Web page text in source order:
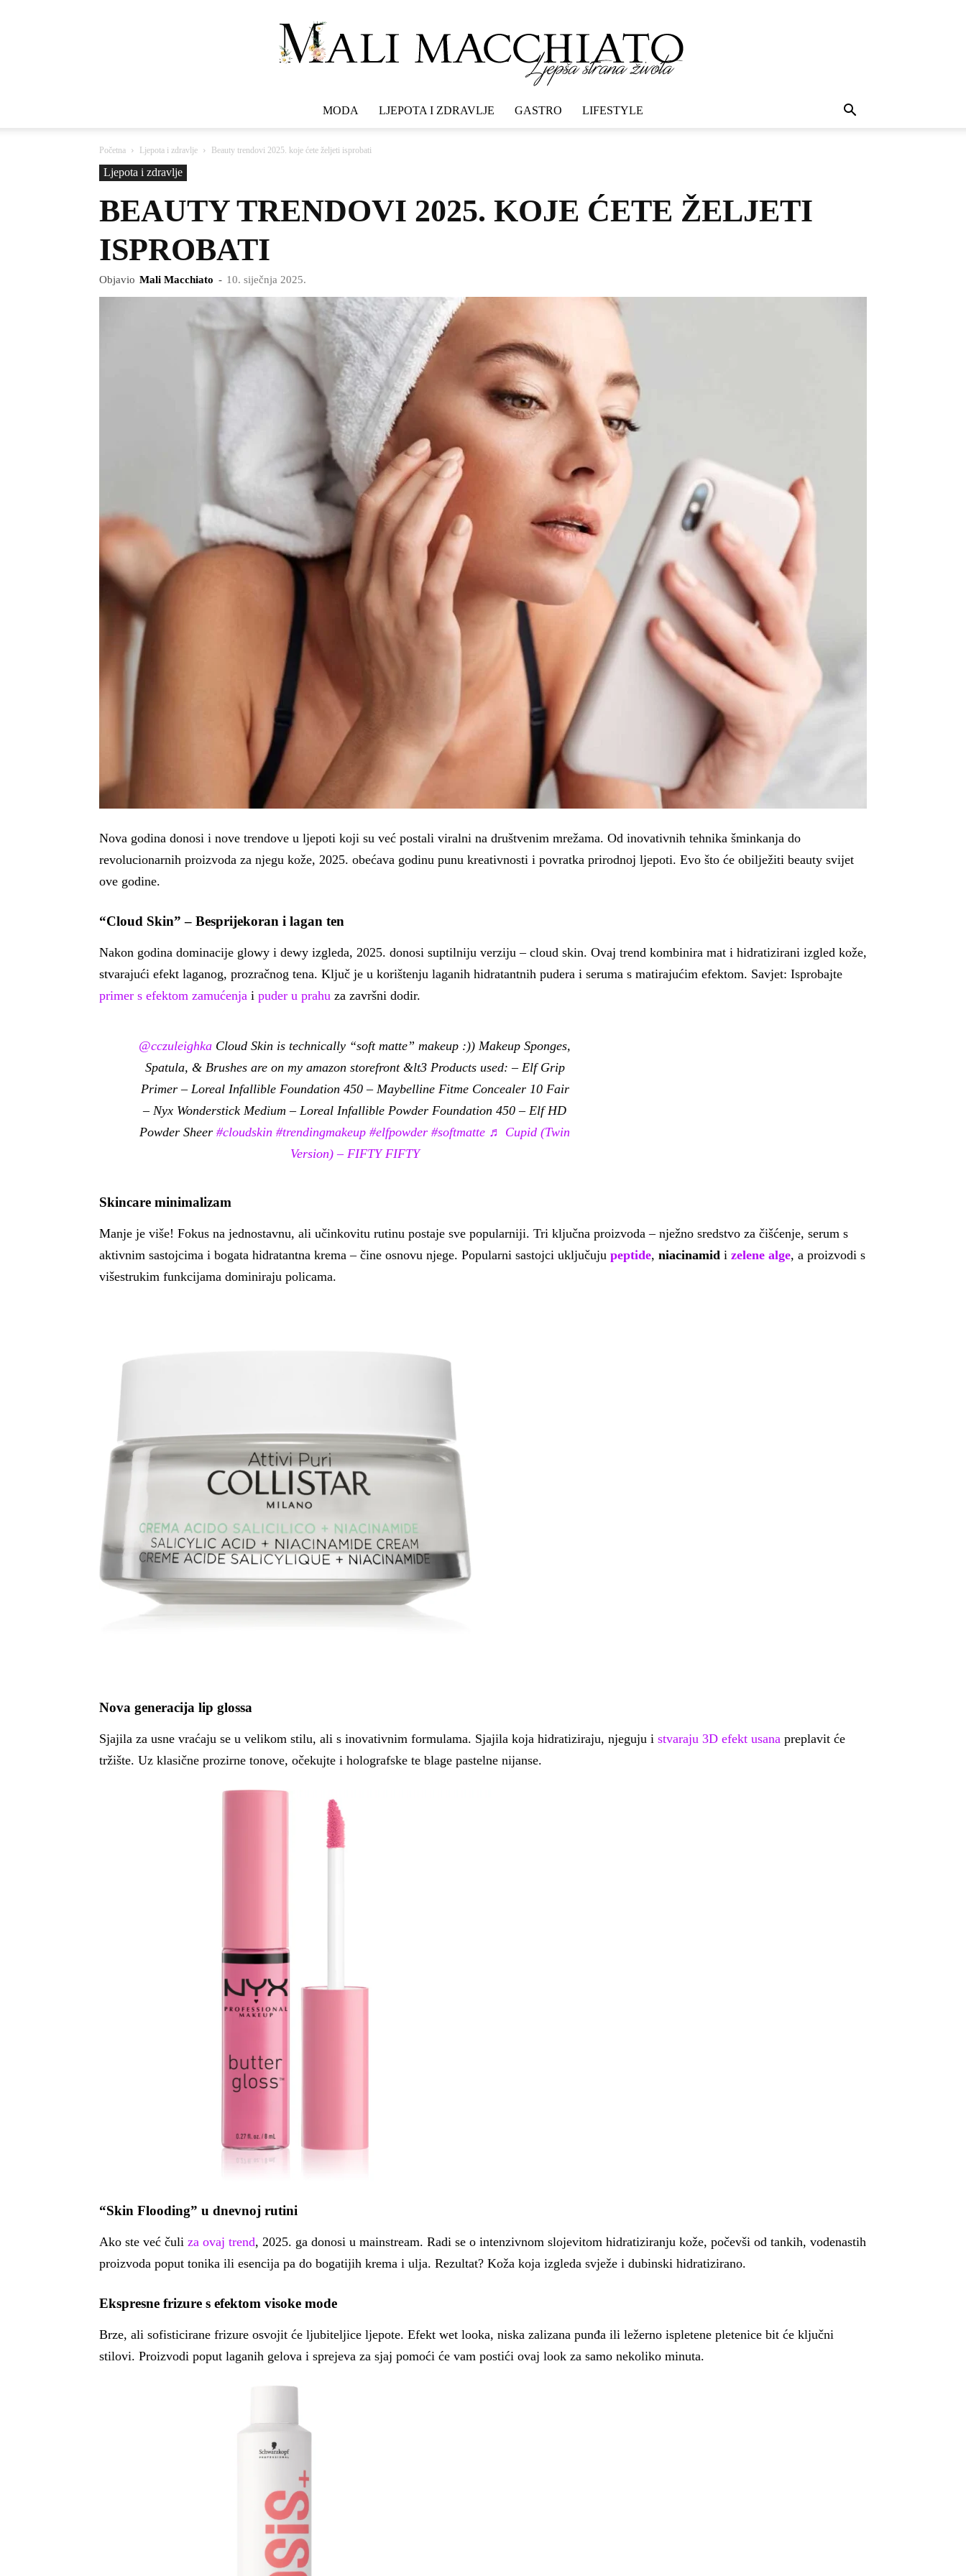
MODA LJEPOTA I ZDRAVLJE GASTRO LIFESTYLE
Početna Ljepota i zdravlje Beauty trendovi 2025. koje ćete željeti isprobati
Ljepota i zdravlje
BEAUTY TRENDOVI 2025. KOJE ĆETE ŽELJETI
ISPROBATI
Objavio Mali Macchiato - 10. siječnja 2025.
Nova godina donosi i nove trendove u ljepoti koji su već postali viralni na društvenim mrežama. Od inovativnih tehnika šminkanja do
revolucionarnih proizvoda za njegu kože, 2025. obećava godinu punu kreativnosti i povratka prirodnoj ljepoti. Evo što će obilježiti beauty svijet
ove godine.
“Cloud Skin” – Besprijekoran i lagan ten
Nakon godina dominacije glowy i dewy izgleda, 2025. donosi suptilniju verziju – cloud skin. Ovaj trend kombinira mat i hidratizirani izgled kože,
stvarajući efekt laganog, prozračnog tena. Ključ je u korištenju laganih hidratantnih pudera i seruma s matirajućim efektom. Savjet: Isprobajte
primer s efektom zamućenja i puder u prahu za završni dodir.
@cczuleighka Cloud Skin is technically “soft matte” makeup :)) Makeup Sponges,
Spatula, & Brushes are on my amazon storefront &lt3 Products used: – Elf Grip
Primer – Loreal Infallible Foundation 450 – Maybelline Fitme Concealer 10 Fair
– Nyx Wonderstick Medium – Loreal Infallible Powder Foundation 450 – Elf HD
Powder Sheer#cloudskin #trendingmakeup #elfpowder #softmatte ♬ Cupid (Twin
Version) – FIFTY FIFTY
Skincare minimalizam
Manje je više! Fokus na jednostavnu, ali učinkovitu rutinu postaje sve popularniji. Tri ključna proizvoda – nježno sredstvo za čišćenje, serum s
aktivnim sastojcima i bogata hidratantna krema – čine osnovu njege. Popularni sastojci uključuju peptide, niacinamid i zelene alge, a proizvodi s
višestrukim funkcijama dominiraju policama.
Nova generacija lip glossa
Sjajila za usne vraćaju se u velikom stilu, ali s inovativnim formulama. Sjajila koja hidratiziraju, njeguju i stvaraju 3D efekt usana preplavit će
tržište. Uz klasične prozirne tonove, očekujte i holografske te blage pastelne nijanse.
“Skin Flooding” u dnevnoj rutini
Ako ste već čuli za ovaj trend, 2025. ga donosi u mainstream. Radi se o intenzivnom slojevitom hidratiziranju kože, počevši od tankih, vodenastih
proizvoda poput tonika ili esencija pa do bogatijih krema i ulja. Rezultat? Koža koja izgleda svježe i dubinski hidratizirano.
Ekspresne frizure s efektom visoke mode
Brze, ali sofisticirane frizure osvojit će ljubiteljice ljepote. Efekt wet looka, niska zalizana punđa ili ležerno ispletene pletenice bit će ključni
stilovi. Proizvodi poput laganih gelova i sprejeva za sjaj pomoći će vam postići ovaj look za samo nekoliko minuta.